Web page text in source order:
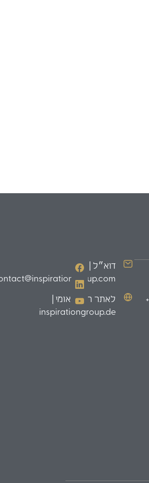
דוא״ל |
לאתר הבינלאומי |
inspirationgroup.de